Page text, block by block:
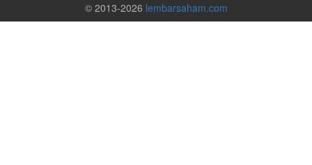
© 2013-2026 lembarsaham.com